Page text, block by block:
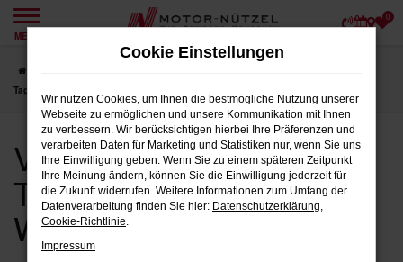
Zum
springen
MENÜ
0
Tageszulassung für Weiden bei Motor-Nützel
VW Passat Variant
Tageszulassung für
Weiden bei Motor-Nützel
Cookie Einstellungen
Wir nutzen Cookies, um Ihnen die bestmögliche Nutzung unserer
Webseite zu ermöglichen und unsere Kommunikation mit Ihnen
zu verbessern. Wir berücksichtigen hierbei Ihre Präferenzen und
verarbeiten Daten für Marketing und Statistiken nur, wenn Sie uns
Ihre Einwilligung geben. Wenn Sie zu einem späteren Zeitpunkt
Ihre Meinung ändern, können Sie die Einwilligung jederzeit für
die Zukunft widerrufen. Weitere Informationen zum Umfang der
Datenverarbeitung finden Sie hier: Datenschutzerklärung,
Cookie-Richtlinie.
Impressum